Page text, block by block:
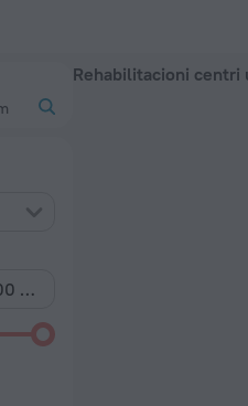
Rehabilitacioni centri
centri u Rio de Žaneiro